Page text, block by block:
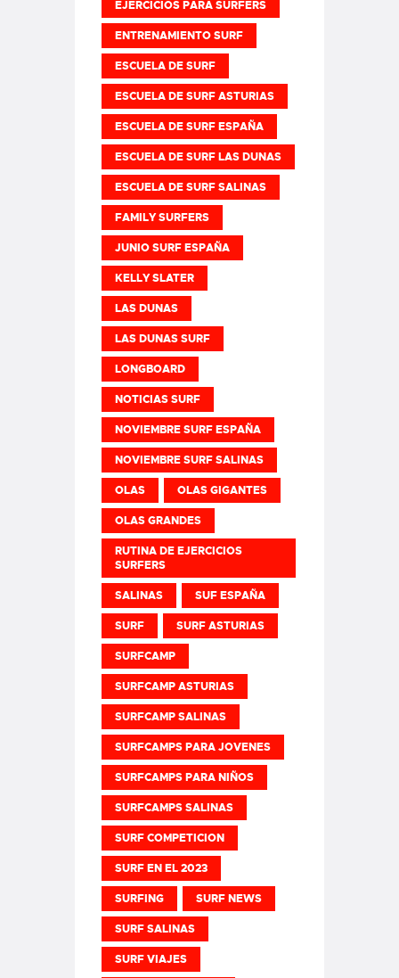
EJERCICIOS PARA SURFERS
ENTRENAMIENTO SURF
ESCUELA DE SURF
ESCUELA DE SURF ASTURIAS
ESCUELA DE SURF ESPAÑA
ESCUELA DE SURF LAS DUNAS
ESCUELA DE SURF SALINAS
FAMILY SURFERS
JUNIO SURF ESPAÑA
KELLY SLATER
LAS DUNAS
LAS DUNAS SURF
LONGBOARD
NOTICIAS SURF
NOVIEMBRE SURF ESPAÑA
NOVIEMBRE SURF SALINAS
OLAS OLAS GIGANTES
OLAS GRANDES
RUTINA DE EJERCICIOS
SURFERS
SALINAS SUF ESPAÑA
SURF SURF ASTURIAS
SURFCAMP
SURFCAMP ASTURIAS
SURFCAMP SALINAS
SURFCAMPS PARA JOVENES
SURFCAMPS PARA NIÑOS
SURFCAMPS SALINAS
SURF COMPETICION
SURF EN EL 2023
SURFING SURF NEWS
SURF SALINAS
SURF VIAJES